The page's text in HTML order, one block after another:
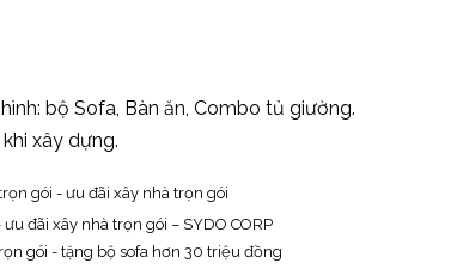
bộ Sofa, Bàn ăn, Combo tủ giường.
xây dựng.
đãi xây nhà trọn gói – SYDO CORP